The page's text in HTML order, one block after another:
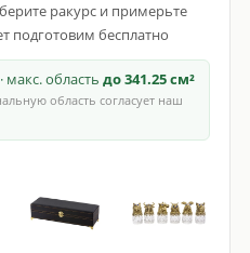
ракурс и примерьте
подготовим бесплатно
макс. область до 341.25 см²
область согласует наш